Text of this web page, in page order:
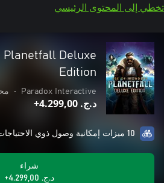
تخطي إلى المحتوى الرئيسي
Planetfall Deluxe
Edition
Paradox Interactive
•
د.ج.‏ 4.299,00+
10 ميزات إمكانية وصول ذوي الاحتياجات الخاصة
شراء
د.ج.‏ 4.299,00+